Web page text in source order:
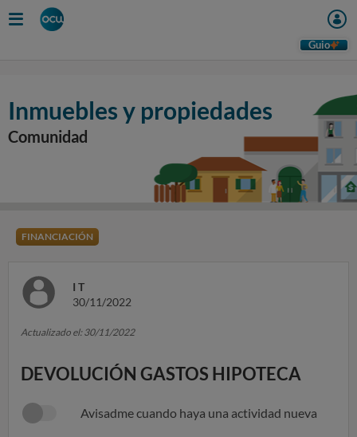
Guio
Inmuebles y propiedades
Comunidad
FINANCIACIÓN
I T
30/11/2022
Actualizado el: 30/11/2022
DEVOLUCIÓN GASTOS HIPOTECA
Avisadme cuando haya una actividad nueva